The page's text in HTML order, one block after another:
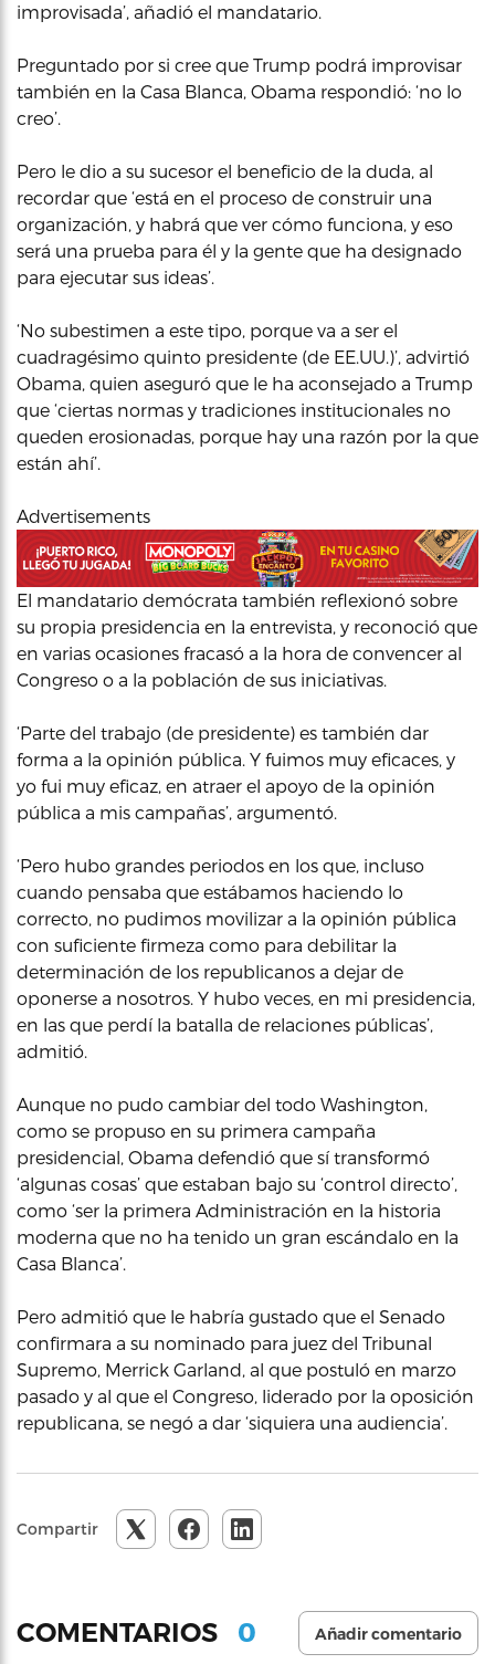
improvisada’, añadió el mandatario.
Preguntado por si cree que Trump podrá improvisar
también en la Casa Blanca, Obama respondió: ‘no lo
creo’.
Pero le dio a su sucesor el beneficio de la duda, al
recordar que ‘está en el proceso de construir una
organización, y habrá que ver cómo funciona, y eso
será una prueba para él y la gente que ha designado
para ejecutar sus ideas’.
‘No subestimen a este tipo, porque va a ser el
cuadragésimo quinto presidente (de EE.UU.)’, advirtió
Obama, quien aseguró que le ha aconsejado a Trump
que ‘ciertas normas y tradiciones institucionales no
queden erosionadas, porque hay una razón por la que
están ahí’.
Advertisements
El mandatario demócrata también reflexionó sobre
su propia presidencia en la entrevista, y reconoció que
en varias ocasiones fracasó a la hora de convencer al
Congreso o a la población de sus iniciativas.
‘Parte del trabajo (de presidente) es también dar
forma a la opinión pública. Y fuimos muy eficaces, y
yo fui muy eficaz, en atraer el apoyo de la opinión
pública a mis campañas’, argumentó.
‘Pero hubo grandes periodos en los que, incluso
cuando pensaba que estábamos haciendo lo
correcto, no pudimos movilizar a la opinión pública
con suficiente firmeza como para debilitar la
determinación de los republicanos a dejar de
oponerse a nosotros. Y hubo veces, en mi presidencia,
en las que perdí la batalla de relaciones públicas’,
admitió.
Aunque no pudo cambiar del todo Washington,
como se propuso en su primera campaña
presidencial, Obama defendió que sí transformó
‘algunas cosas’ que estaban bajo su ‘control directo’,
como ‘ser la primera Administración en la historia
moderna que no ha tenido un gran escándalo en la
Casa Blanca’.
Pero admitió que le habría gustado que el Senado
confirmara a su nominado para juez del Tribunal
Supremo, Merrick Garland, al que postuló en marzo
pasado y al que el Congreso, liderado por la oposición
republicana, se negó a dar ‘siquiera una audiencia’.
Compartir
COMENTARIOS 0 Añadir comentario